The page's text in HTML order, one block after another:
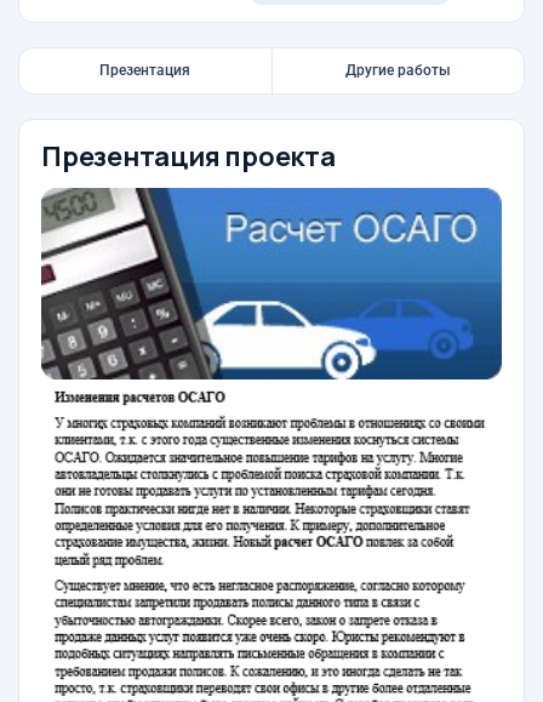
Презентация Другие работы
Презентация проекта